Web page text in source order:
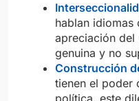
hablan idiomas
apreciación
genuina y no
Construcción
tienen el poder